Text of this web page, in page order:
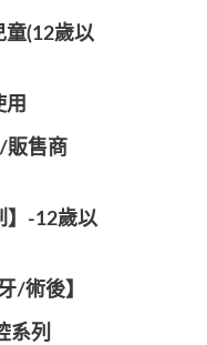
(12歲以
售商
-12歲以
/術後】
系列